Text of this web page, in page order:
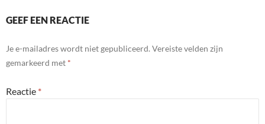
GEEF EEN REACTIE
Je e-mailadres wordt niet gepubliceerd. Vereiste velden zijn
gemarkeerd met *
Reactie *